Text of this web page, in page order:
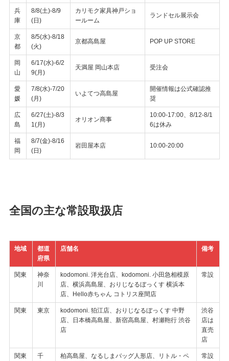
兵
庫
8/8(土)-8/9
(日)
カリモク家具神戸ショ
ールーム
ランドセル展示会
京
都
8/5(水)-8/18
(火)
京都高島屋 POP UP STORE
岡
山
6/17(水)-6/2
9(月)
天満屋 岡山本店 受注会
愛
媛
7/8(水)-7/20
(月)
いよてつ高島屋
開催情報は公式確認推
奨
広
島
6/27(土)-8/3
1(月)
オリオン商事
10:00-17:00、8/12-8/1
6は休み
福
岡
8/7(金)-8/16
(日)
岩田屋本店 10:00-20:00
全国の主な常設取扱店
地域
都道
府県
店舗名 備考
関東
神奈
川
kodomoni. 洋光台店、kodomoni. 小田急相模原
店、横浜高島屋、おりじなるぼっくす 横浜本
店、Hello赤ちゃん コトリス座間店
常設
関東 東京
kodomoni. 狛江店、おりじなるぼっくす 中野
店、日本橋高島屋、新宿高島屋、村瀬鞄行 渋谷
店
渋谷
店は
直売
店
関東
千
柏高島屋、なるしまバッグ人形店、リトル・ペ
常設